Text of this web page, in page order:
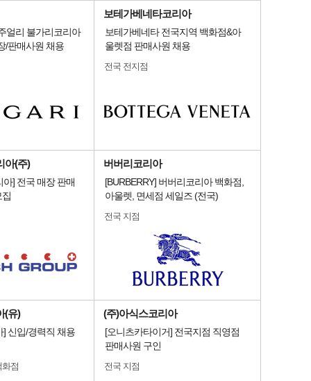
얼리 불가리코리아
/판매사원 채용
보테가베네타코리아
보테가베네타 전국지역 백화점&아
울렛점 판매사원 채용
전국 전지점
아(주)
] 전국 매장 판매
버버리코리아
[BURBERRY] 버버리코리아 백화점,
아울렛, 면세점 세일즈 (전국)
전국 지점
(유)
신입/경력직 채용
점
(주)아식스코리아
[오니츠카타이거] 전국지점 직영점
판매사원 구인
전국 지점